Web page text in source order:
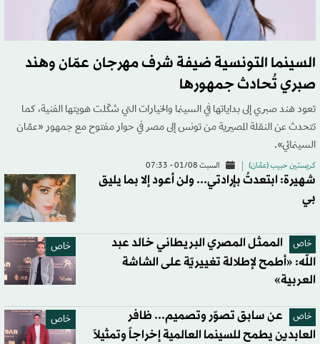
السينما التونسية ضيفة شرف مهرجان عمّان وهند
صبري تُحادث جمهورها
تعود هند صبري إلى بداياتها في السينما والخيارات التي شكّلت هويتها الفنية، كما
تتحدث عن النقلة المصيرية من تونس إلى مصر في حوار مفتوح مع جمهور «عمّان
السينمائي».
كريستين حبيب (عمّان) السبت 01/08 - 07:33
شهيرة: ابتعدتُ بإرادتي... ولن أعود إلا بما يليق
بي
خاص خاص
الممثل المصري البريطاني خالد عبد
الله: «أطمح لإطلالة تغييريّة على الشاشة
العربية»
خاص خاص
عن سابق تصوّر وتصميم... ظافر
العابدين يطمح للسينما العالمية إخراجاً وتمثيلاً